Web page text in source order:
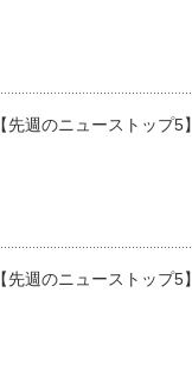
【先週のニューストップ5】
【先週のニューストップ5】